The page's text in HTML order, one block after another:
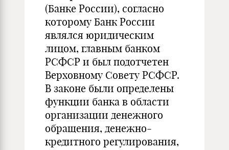
(Банке России), согласно
которому Банк России
являлся юридическим
лицом, главным банком
РСФСР и был подотчетен
Верховному Совету РСФСР.
В законе были определены
функции банка в области
организации денежного
обращения, денежно-
кредитного регулирования,